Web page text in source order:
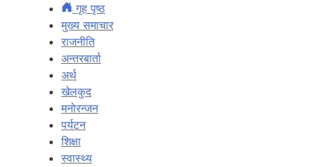
गृह पृष्ठ
मुख्य समाचार
राजनीति
अन्तरबार्ता
अर्थ
खेलकुद
मनोरन्जन
पर्यटन
शिक्षा
स्वास्थ्य